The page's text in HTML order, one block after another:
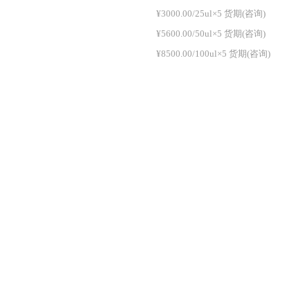
¥3000.00/25ul×5 货期(咨询)
¥5600.00/50ul×5 货期(咨询)
¥8500.00/100ul×5 货期(咨询)